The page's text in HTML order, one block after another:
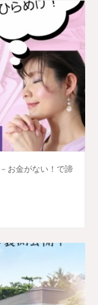
お金がない！で諦